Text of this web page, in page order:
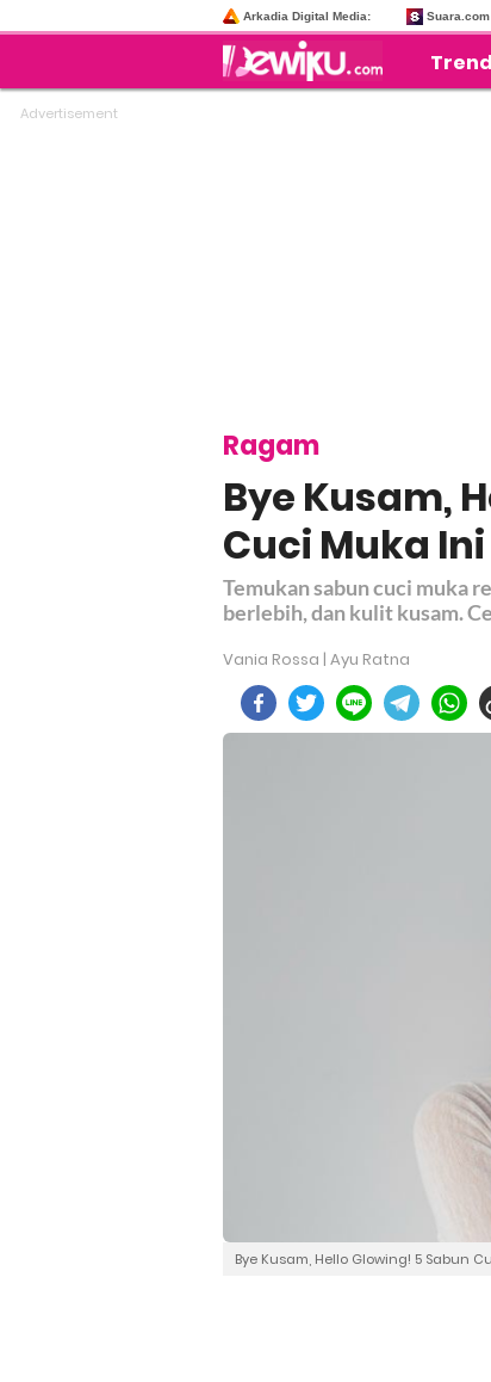
Arkadia Digital Media: Suara.com
Ragam
Bye Kusam,
Cuci Muka
Temukan sabun cuci muka
berlebih, dan kulit kusam.
Vania Rossa | Ayu Ratna
Bye Kusam, Hello Glowing! 5 Sabun